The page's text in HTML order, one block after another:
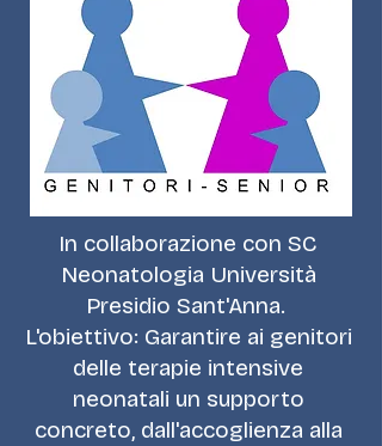
In collaborazione con SC
Neonatologia Università
Presidio Sant'Anna.
L'obiettivo: Garantire ai genitori
delle terapie intensive
neonatali un supporto
concreto, dall'accoglienza alla